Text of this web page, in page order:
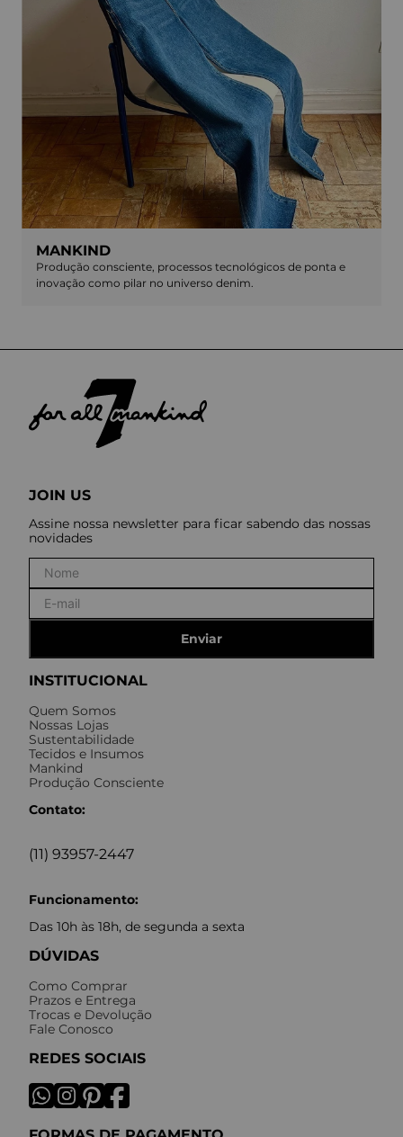
MANKIND
Produção consciente, processos tecnológicos de ponta e
inovação como pilar no universo denim.
INSTITUCIONAL
Quem Somos
Nossas Lojas
Sustentabilidade
Tecidos e Insumos
Mankind
Produção Consciente
Contato:
(11) 93957-2447
Funcionamento:
Das 10h às 18h, de segunda a sexta
DÚVIDAS
Como Comprar
Prazos e Entrega
Trocas e Devolução
Fale Conosco
REDES SOCIAIS
JOIN US
Assine nossa newsletter para ficar sabendo das nossas
novidades
Enviar